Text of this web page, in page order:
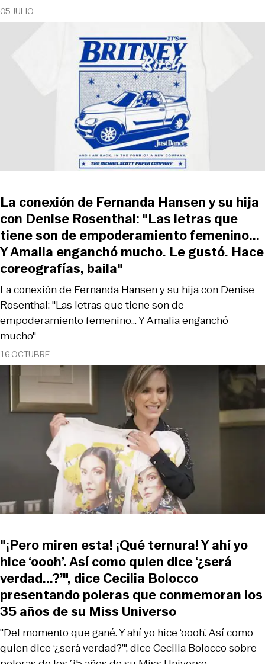
05 JULIO
16 OCTUBRE
La conexión de Fernanda Hansen y su hija con Denise
Rosenthal: "Las letras que tiene son de
empoderamiento femenino... Y Amalia enganchó
mucho"
La conexión de Fernanda Hansen y su hija
con Denise Rosenthal: "Las letras que
tiene son de empoderamiento femenino...
Y Amalia enganchó mucho. Le gustó. Hace
coreografías, baila"
"Del momento que gané. Y ahí yo hice ‘oooh’. Así como
quien dice ‘¿será verdad?’", dice Cecilia Bolocco sobre
"¡Pero miren esta! ¡Qué ternura! Y ahí yo
hice ‘oooh’. Así como quien dice ‘¿será
verdad...?’", dice Cecilia Bolocco
presentando poleras que conmemoran los
35 años de su Miss Universo